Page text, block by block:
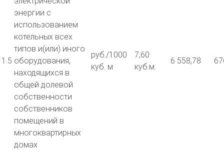
1.5
энергии с
использованием
котельных всех
типов и(или) иного
оборудования,
находящихся в
общей долевой
собственности
собственников
помещений в
многоквартирных
домах
руб./1000
куб. м
7,60
куб.м.
6 558,78